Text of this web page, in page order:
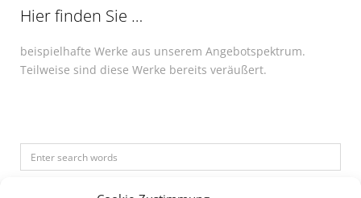
Hier finden Sie …
beispielhafte Werke aus unserem Angebotspektrum.
Teilweise sind diese Werke bereits veräußert.
Search
for: